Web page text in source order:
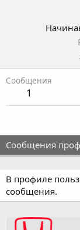
Сообщения
1
Сообщения
В профиле
сообщения.